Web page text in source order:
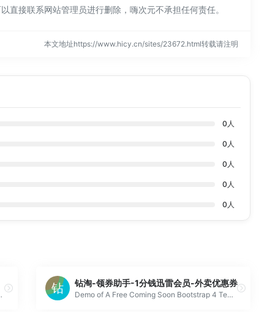
接联系网站管理员进行删除，嗨次元不承担任何责任。
本文地址https://www.hicy.cn/sites/23672.html转载请注明
0 人
0 人
0 人
0 人
0 人
找到更便宜的商品。
钻淘-领券助手-1分钱迅雷会员-外卖优惠券
Demo of A Free Coming Soon Bootstrap 4 Template